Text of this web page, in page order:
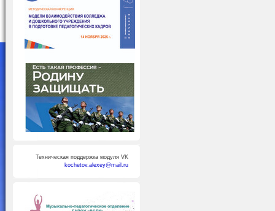
Техническая поддержка модуля VK
kochetov.alexey@mail.ru